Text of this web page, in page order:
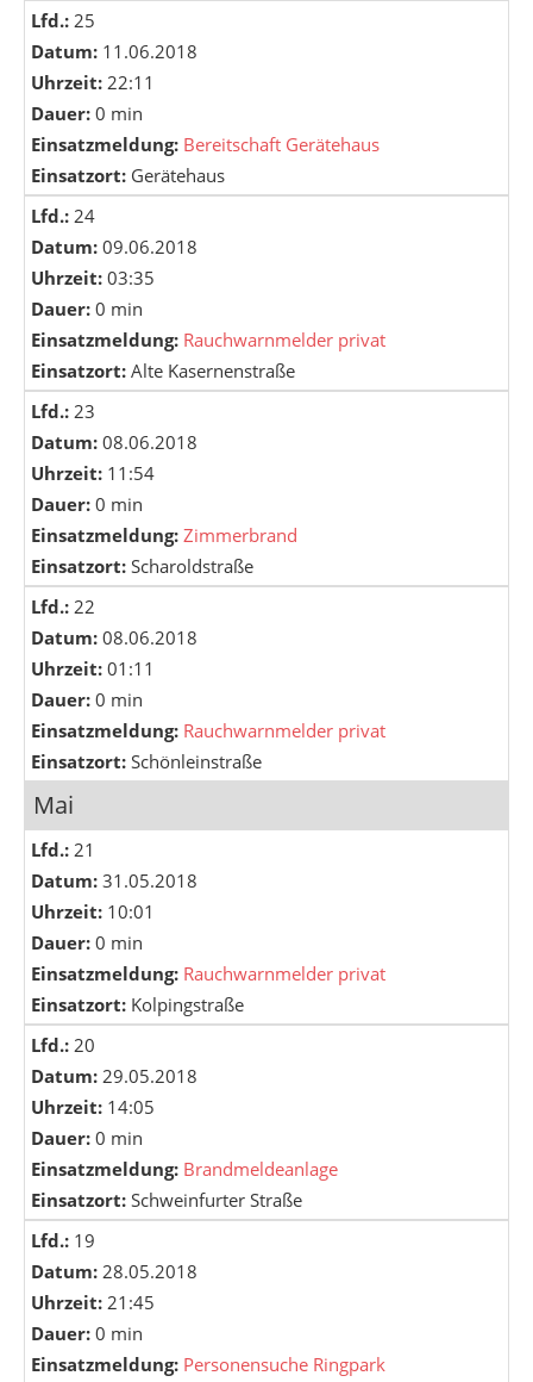
Lfd.: 25
Datum: 11.06.2018
Uhrzeit: 22:11
Dauer: 0 min
Einsatzmeldung: Bereitschaft Gerätehaus
Einsatzort: Gerätehaus
Lfd.: 24
Datum: 09.06.2018
Uhrzeit: 03:35
Dauer: 0 min
Einsatzmeldung: Rauchwarnmelder privat
Einsatzort: Alte Kasernenstraße
Lfd.: 23
Datum: 08.06.2018
Uhrzeit: 11:54
Dauer: 0 min
Einsatzmeldung: Zimmerbrand
Einsatzort: Scharoldstraße
Lfd.: 22
Datum: 08.06.2018
Uhrzeit: 01:11
Dauer: 0 min
Einsatzmeldung: Rauchwarnmelder privat
Einsatzort: Schönleinstraße
Mai
Lfd.: 21
Datum: 31.05.2018
Uhrzeit: 10:01
Dauer: 0 min
Einsatzmeldung: Rauchwarnmelder privat
Einsatzort: Kolpingstraße
Lfd.: 20
Datum: 29.05.2018
Uhrzeit: 14:05
Dauer: 0 min
Einsatzmeldung: Brandmeldeanlage
Einsatzort: Schweinfurter Straße
Lfd.: 19
Datum: 28.05.2018
Uhrzeit: 21:45
Dauer: 0 min
Einsatzmeldung: Personensuche Ringpark